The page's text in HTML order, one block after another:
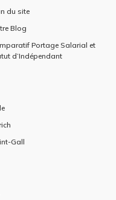
du site
Blog
Portage Salarial et
d’Indépendant
Gall